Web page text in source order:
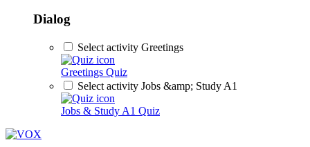
Dialog
Select activity Greetings
Greetings Quiz
Select activity Jobs &amp; Study A1
Jobs & Study A1 Quiz